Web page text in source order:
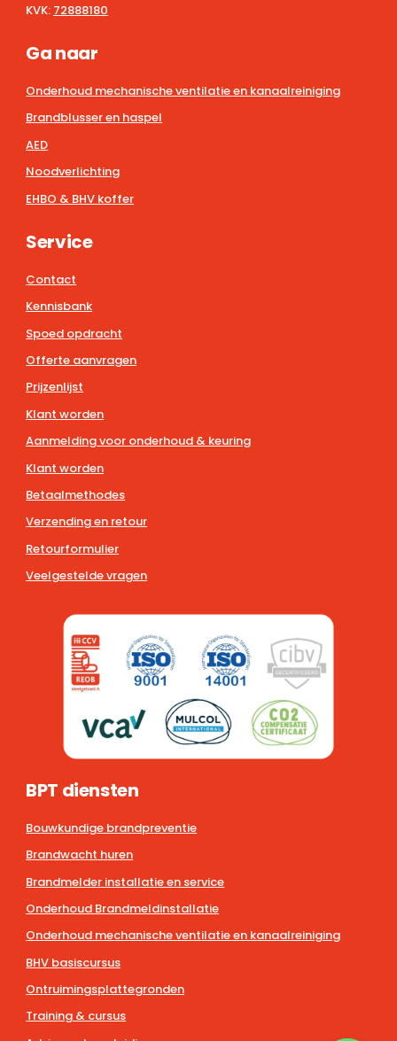
KVK: 72888180
Ga naar
Onderhoud mechanische ventilatie en kanaalreiniging
Brandblusser en haspel
AED
Noodverlichting
EHBO & BHV koffer
Service
Contact
Kennisbank
Spoed opdracht
Offerte aanvragen
Prijzenlijst
Klant worden
Aanmelding voor onderhoud & keuring
Klant worden
Betaalmethodes
Verzending en retour
Retourformulier
Veelgestelde vragen
BPT diensten
Bouwkundige brandpreventie
Brandwacht huren
Brandmelder installatie en service
Onderhoud Brandmeldinstallatie
Onderhoud mechanische ventilatie en kanaalreiniging
BHV basiscursus
Ontruimingsplattegronden
Training & cursus